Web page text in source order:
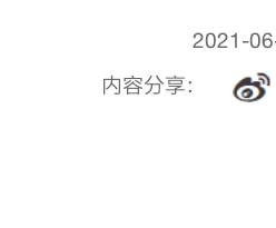
2021-
内容分享：